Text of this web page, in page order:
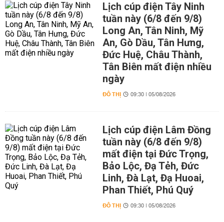
Lịch cúp điện Tây Ninh
tuần này (6/8 đến 9/8)
Long An, Tân Ninh, Mỹ
An, Gò Dầu, Tân Hưng,
Đức Huệ, Châu Thành,
Tân Biên mất điện nhiều
ngày
ĐÔ THỊ 09:30 | 05/08/2026
Lịch cúp điện Lâm Đồng
tuần này (6/8 đến 9/8)
mất điện tại Đức Trọng,
Bảo Lộc, Đạ Tẻh, Đức
Linh, Đà Lạt, Đạ Huoai,
Phan Thiết, Phú Quý
ĐÔ THỊ 09:30 | 05/08/2026